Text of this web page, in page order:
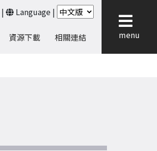
| Language |
資源下載 相關連結 menu